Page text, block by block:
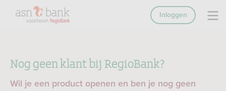
Nog geen klant bij RegioBank?
Wil je een product openen en ben je nog geen
Inloggen